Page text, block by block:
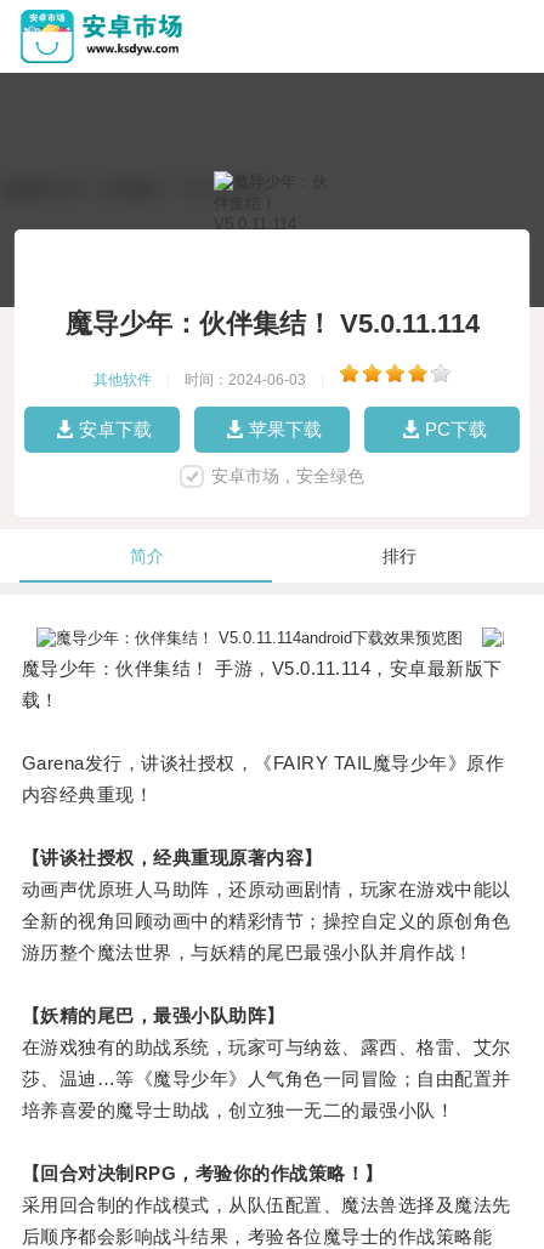
魔导少年：伙伴集结！ V5.0.11.114
其他软件 时间：2024-06-03
安卓下载 苹果下载 PC下载
安卓市场，安全绿色
简介 排行
魔导少年：伙伴集结！ 手游，V5.0.11.114，安卓最新版下
载！
Garena发行，讲谈社授权，《FAIRY TAIL魔导少年》原作
内容经典重现！
【讲谈社授权，经典重现原著内容】
动画声优原班人马助阵，还原动画剧情，玩家在游戏中能以
全新的视角回顾动画中的精彩情节；操控自定义的原创角色
游历整个魔法世界，与妖精的尾巴最强小队并肩作战！
【妖精的尾巴，最强小队助阵】
在游戏独有的助战系统，玩家可与纳兹、露西、格雷、艾尔
莎、温迪…等《魔导少年》人气角色一同冒险；自由配置并
培养喜爱的魔导士助战，创立独一无二的最强小队！
【回合对决制RPG，考验你的作战策略！】
采用回合制的作战模式，从队伍配置、魔法兽选择及魔法先
后顺序都会影响战斗结果，考验各位魔导士的作战策略能